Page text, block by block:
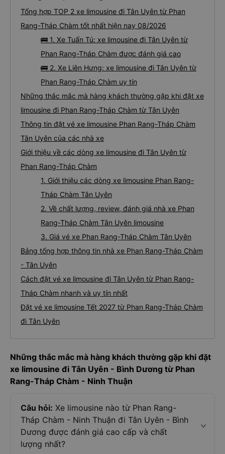
Tổng hợp TOP 2 xe limousine đi Tân Uyên từ Phan
Rang-Tháp Chàm tốt nhất hiện nay 08/2026
🚌 1. Xe Tuấn Tú: xe limousine đi Tân Uyên từ
Phan Rang-Tháp Chàm được đánh giá cao
🚌 2. Xe Liên Hưng: xe limousine đi Tân Uyên từ
Phan Rang-Tháp Chàm uy tín
Những thắc mắc mà hàng khách thường gặp khi đặt xe
limousine đi Phan Rang-Tháp Chàm từ Tân Uyên
Thông tin đặt vé xe limousine Phan Rang-Tháp Chàm
Tân Uyên của các nhà xe
Giới thiệu về các dòng xe limousine đi Tân Uyên từ
Phan Rang-Tháp Chàm
1. Giới thiệu các dòng xe limousine Phan Rang-
Tháp Chàm Tân Uyên
2. Về chất lượng, review, đánh giá nhà xe Phan
Rang-Tháp Chàm Tân Uyên limousine
3. Giá vé xe Phan Rang-Tháp Chàm Tân Uyên
Bảng tổng hợp thông tin nhà xe Phan Rang-Tháp Chàm
- Tân Uyên
Cách đặt vé xe limousine đi Tân Uyên từ Phan Rang-
Tháp Chàm nhanh và uy tín nhất
Đặt vé xe limousine Tết 2027 từ Phan Rang-Tháp Chàm
đi Tân Uyên
Những thắc mắc mà hàng khách thường gặp khi đặt
xe limousine đi Tân Uyên - Bình Dương từ Phan
Rang-Tháp Chàm - Ninh Thuận
Câu hỏi: Xe limousine nào từ Phan Rang-
Tháp Chàm - Ninh Thuận đi Tân Uyên - Bình
Dương được đánh giá cao cấp và chất
lượng nhất?